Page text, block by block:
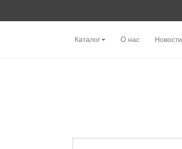
Каталог O нас Новости